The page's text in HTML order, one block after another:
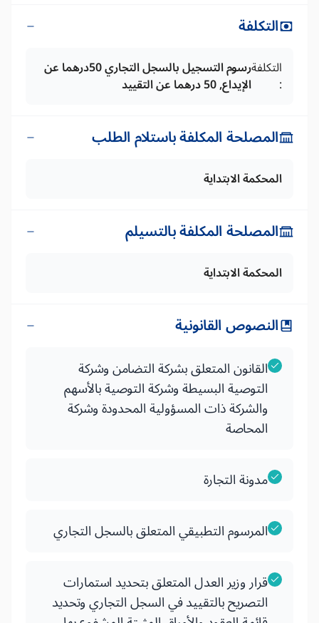
التكلفة
التكلفة
:
رسوم التسجيل بالسجل التجاري 50درهما عن
الإيداع, 50 درهما عن التقييد
المصلحة المكلفة باستلام الطلب
المحكمة الابتداية
المصلحة المكلفة بالتسيلم
المحكمة الابتداية
النصوص القانونية
القانون المتعلق بشركة التضامن وشركة
التوصية البسيطة وشركة التوصية بالأسهم
والشركة ذات المسؤولية المحدودة وشركة
المحاصة
مدونة التجارة
المرسوم التطبيقي المتعلق بالسجل التجاري
قرار وزير العدل المتعلق بتحديد استمارات
التصريح بالتقييد في السجل التجاري وتحديد